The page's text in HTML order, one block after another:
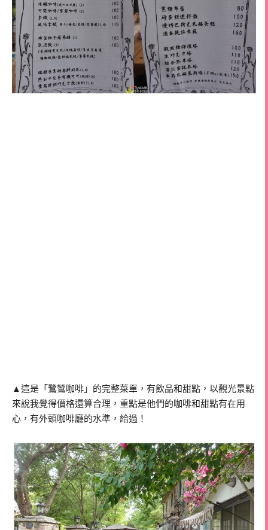
▲這是「鷺鷥咖啡」的完整菜單，有飲品和甜點，以觀光景點
來說我覺得價格還算合理，重點是他們的咖啡和甜點有在用
心，有外頭咖啡廳的水準，給過！